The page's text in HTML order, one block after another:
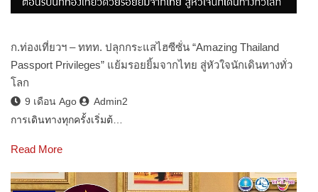
ก.ท่องเที่ยวฯ – ททท. ปลุกกระแสไฮซีซั่น “Amazing Thailand
Passport Privileges” แย้มรอยยิ้มจากไทย สู่หัวใจนักเดินทางทั่ว
โลก
9 เดือน Ago
Admin2
การเดินทางทุกครั้งเริ่มต้…
Read More